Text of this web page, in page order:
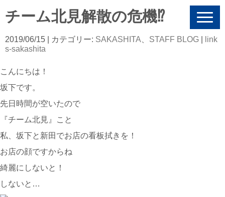
N
v
i
チーム北見解散の危機⁉︎
2019/06/15 | カテゴリー: SAKASHITA STAFF BLOG
link
s-sakashita
こんにちは！
坂下です。
先日時間が空いたので
『チーム北見』こと
私、坂下と新田でお店の看板拭きを！
お店の顔ですからね
綺麗にしないと！
しないと…